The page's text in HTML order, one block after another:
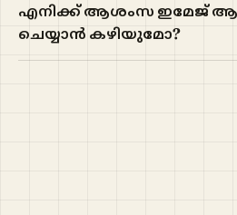
എനിക്ക് ആശംസ ഇമേജ്
ചെയ്യാൻ കഴിയുമോ?